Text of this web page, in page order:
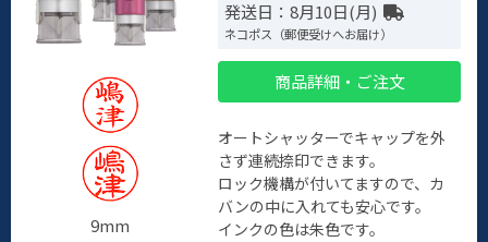
9mm
発送日：8月10日(月)
ネコポス（郵便受けへお届け）
商品詳細・ご注文
オートシャッターでキャップを外
さず連続捺印できます。
ロック機構が付いてますので、カ
バンの中に入れても安心です。
インクの色は朱色です。